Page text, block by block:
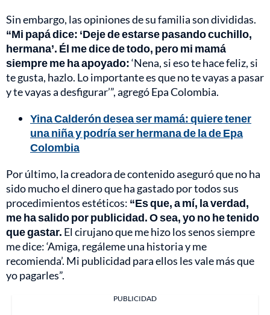
Sin embargo, las opiniones de su familia son divididas.
“Mi papá dice: ‘Deje de estarse pasando cuchillo,
hermana’. Él me dice de todo, pero mi mamá
siempre me ha apoyado:‘Nena, si eso te hace feliz, si
te gusta, hazlo. Lo importante es que no te vayas a pasar
y te vayas a desfigurar’”, agregó Epa Colombia.
Yina Calderón desea ser mamá: quiere tener
una niña y podría ser hermana de la de Epa
Colombia
Por último, la creadora de contenido aseguró que no ha
sido mucho el dinero que ha gastado por todos sus
procedimientos estéticos: “Es que, a mí, la verdad,
me ha salido por publicidad. O sea, yo no he tenido
que gastar. El cirujano que me hizo los senos siempre
me dice: ‘Amiga, regáleme una historia y me
recomienda’. Mi publicidad para ellos les vale más que
yo pagarles”.
PUBLICIDAD